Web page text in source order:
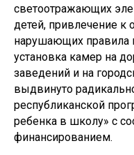
светоотражающих
детей, привлечение к
нарушающих правила
установка камер на
заведений и на
выдвинуто
республиканской
ребенка в школу» с
финансированием.